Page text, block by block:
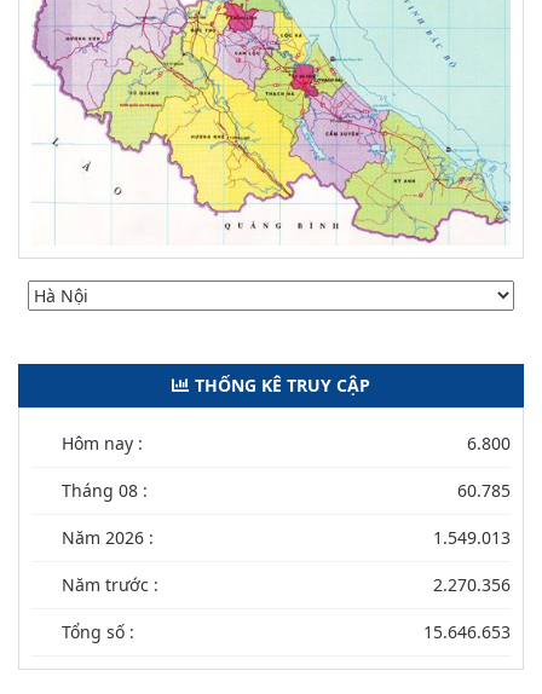
THỐNG KÊ TRUY CẬP
Hôm nay : 6.800
Tháng 08 : 60.785
Năm 2026 : 1.549.013
Năm trước : 2.270.356
Tổng số : 15.646.653